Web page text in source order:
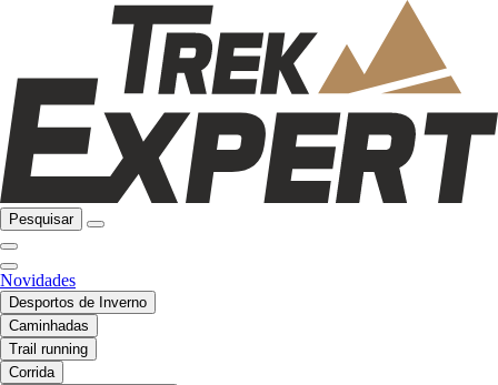
Pesquisar
Novidades
Desportos de Inverno
Caminhadas
Trail running
Corrida